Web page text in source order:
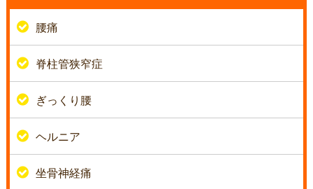
腰痛
脊柱管狭窄症
ぎっくり腰
ヘルニア
坐骨神経痛